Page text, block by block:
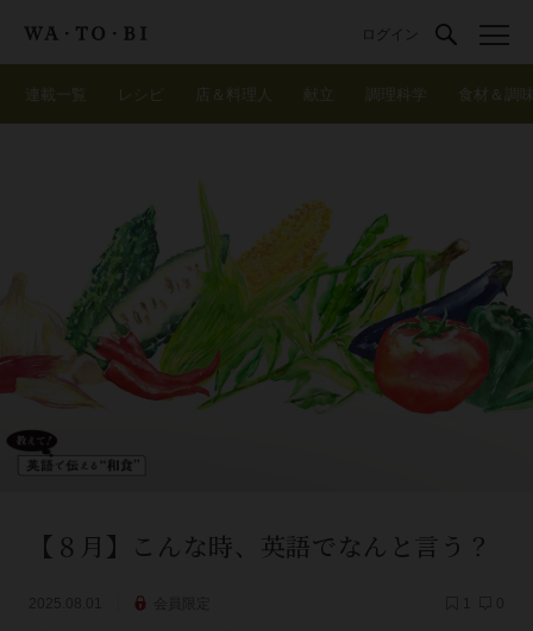
ログイン
連載一覧 レシピ 店＆料理人 献立 調理科学 食材＆調
【８月】こんな時、英語でなんと言う？